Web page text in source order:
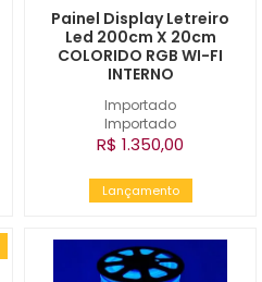
Importado
Importado
Painel Display Letreiro
Led 200cm X 20cm
COLORIDO RGB WI-FI
INTERNO
R$ 1.350,00
Lançamento